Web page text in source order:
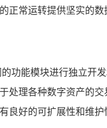
正常运转提供坚实的数
功能模块进行独立开
处理各种数字资产的
良好的可扩展性和维